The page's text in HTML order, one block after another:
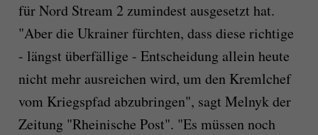
für Nord Stream 2 zumindest ausgesetzt hat.
"Aber die Ukrainer fürchten, dass diese richtige
- längst überfällige - Entscheidung allein heute
nicht mehr ausreichen wird, um den Kremlchef
vom Kriegspfad abzubringen", sagt Melnyk der
Zeitung "Rheinische Post". "Es müssen noch